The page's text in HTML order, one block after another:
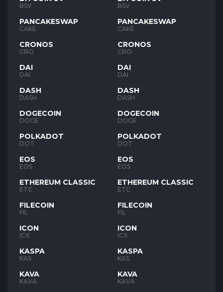
BSV
PANCAKESWAP
CAKE
CRONOS
CRO
DAI
DAI
DASH
DASH
DOGECOIN
DOGE
POLKADOT
DOT
EOS
EOS
ETHEREUM CLASSIC
ETC
FILECOIN
FIL
ICON
ICX
KASPA
KAS
KAVA
KAVA
BSV
PANCAKESWAP
CAKE
CRONOS
CRO
DAI
DAI
DASH
DASH
DOGECOIN
DOGE
POLKADOT
DOT
EOS
EOS
ETHEREUM CLASSIC
ETC
FILECOIN
FIL
ICON
ICX
KASPA
KAS
KAVA
KAVA